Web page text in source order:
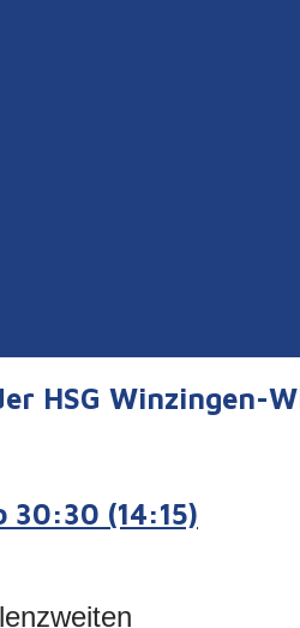
HSG Winzingen-
30:30 (14:15)